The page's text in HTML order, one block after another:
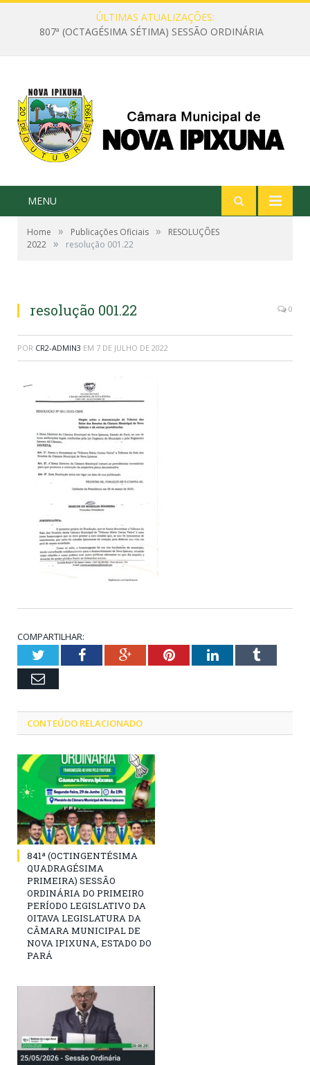
ÚLTIMAS ATUALIZAÇÕES:
807ª (OCTAGÉSIMA SÉTIMA) SESSÃO ORDINÁRIA
MENU
Home » Publicações Oficiais »
RESOLUÇÕES
2022 » resolução 001.22
resolução 001.22 0
POR CR2-ADMIN3 EM 7 DE JULHO DE 2022
COMPARTILHAR:
TwitterFacebookGoogle+PinterestLinkedInTumblr
Email
CONTEÚDO RELACIONADO
841ª (OCTINGENTÉSIMA
QUADRAGÉSIMA
PRIMEIRA) SESSÃO
ORDINÁRIA DO PRIMEIRO
PERÍODO LEGISLATIVO DA
OITAVA LEGISLATURA DA
CÂMARA MUNICIPAL DE
NOVA IPIXUNA, ESTADO DO
PARÁ